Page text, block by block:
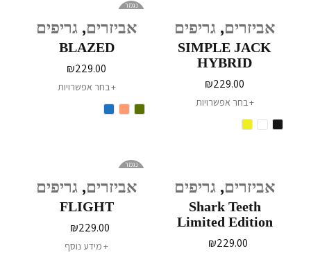
אביזרים, גריפים
SIMPLE JACK
HYBRID
₪229.00
בחר אפשרויות
נגמר
אביזרים, גריפים
BLAZED
₪229.00
בחר אפשרויות
אביזרים, גריפים
Shark Teeth
Limited Edition
₪229.00
נגמר
אביזרים, גריפים
FLIGHT
₪229.00
מידע נוסף